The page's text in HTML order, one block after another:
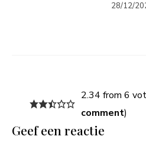
28/12/
2.34 from 6
comment)
Geef een reactie